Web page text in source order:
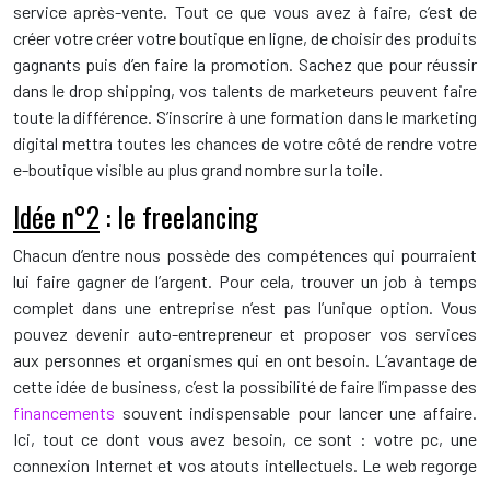
service après-vente. Tout ce que vous avez à faire, c’est de
créer votre créer votre boutique en ligne, de choisir des produits
gagnants puis d’en faire la promotion. Sachez que pour réussir
dans le drop shipping, vos talents de marketeurs peuvent faire
toute la différence. S’inscrire à une formation dans le marketing
digital mettra toutes les chances de votre côté de rendre votre
e-boutique visible au plus grand nombre sur la toile.
Idée n°2 : le freelancing
Chacun d’entre nous possède des compétences qui pourraient
lui faire gagner de l’argent. Pour cela, trouver un job à temps
complet dans une entreprise n’est pas l’unique option. Vous
pouvez devenir auto-entrepreneur et proposer vos services
aux personnes et organismes qui en ont besoin. L’avantage de
cette idée de business, c’est la possibilité de faire l’impasse des
financements souvent indispensable pour lancer une affaire.
Ici, tout ce dont vous avez besoin, ce sont : votre pc, une
connexion Internet et vos atouts intellectuels. Le web regorge